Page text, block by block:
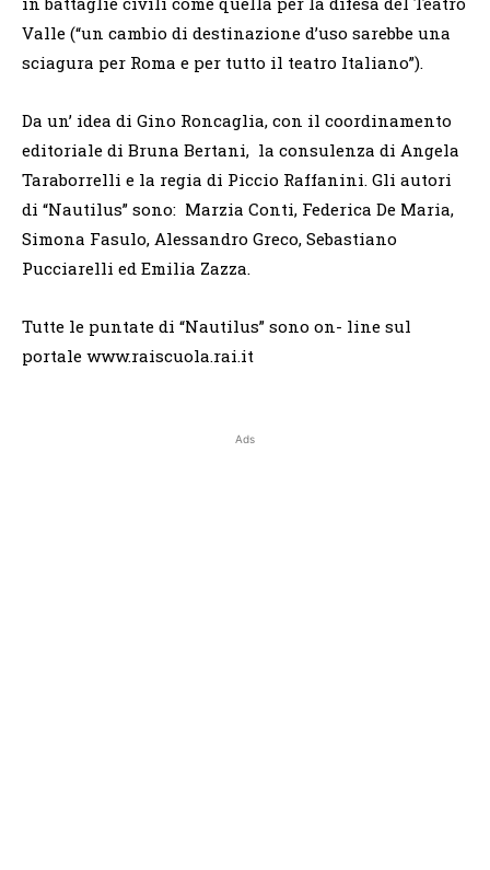
Valle (“un cambio di destinazione d’uso sarebbe una
sciagura per Roma e per tutto il teatro Italiano”).
Da un’ idea di Gino Roncaglia, con il coordinamento
editoriale di Bruna Bertani, la consulenza di Angela
Taraborrelli e la regia di Piccio Raffanini. Gli autori
di “Nautilus” sono: Marzia Conti, Federica De Maria,
Simona Fasulo, Alessandro Greco, Sebastiano
Pucciarelli ed Emilia Zazza.
Tutte le puntate di “Nautilus” sono on- line sul
portale www.raiscuola.rai.it
Ads